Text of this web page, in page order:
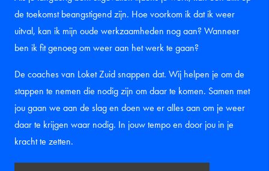
de toekomst beangstigend zijn. Hoe voorkom ik dat ik weer
uitval, kan ik mijn oude werkzaamheden nog aan? Wanneer
ben ik fit genoeg om weer aan het werk te gaan?
De coaches van Loket Zuid snappen dat. Wij helpen je om de
stappen te nemen die nodig zijn om daar te komen. Samen met
jou gaan we aan de slag en doen we er alles aan om je weer
daar te krijgen waar nodig. In jouw tempo en door jou in je
kracht te zetten.